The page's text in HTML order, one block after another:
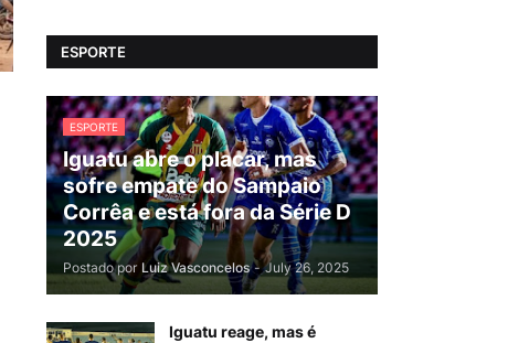
ESPORTE
ESPORTE
Iguatu abre o placar, mas
sofre empate do Sampaio
Corrêa e está fora da Série D
2025
Postado por Luiz Vasconcelos - July 26, 2025
Iguatu reage, mas é